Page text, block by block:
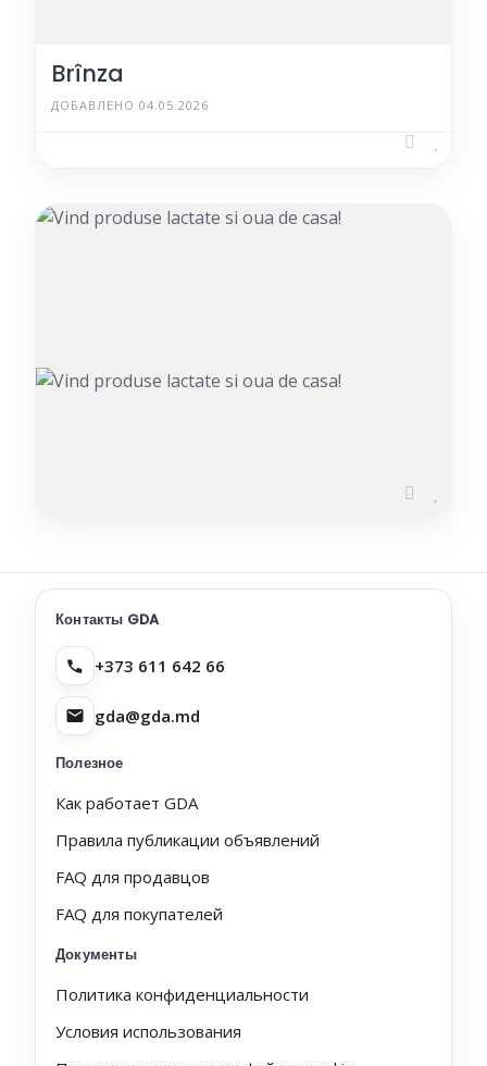
Brînza
ДОБАВЛЕНО 04.05.2026
Vind produse lactate si oua de
Контакты GDA
+373 611 642 66
gda@gda.md
Полезное
Как работает GDA
Правила публикации объявлений
FAQ для продавцов
FAQ для покупателей
Документы
Политика конфиденциальности
Условия использования